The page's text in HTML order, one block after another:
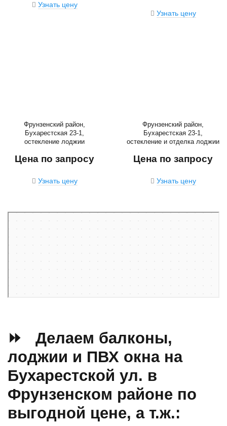
Узнать цену
Узнать цену
Фрунзенский район,
Бухарестская 23-1,
остекление лоджии
Цена по запросу
Узнать цену
Фрунзенский район,
Бухарестская 23-1,
остекление и отделка лоджии
Цена по запросу
Узнать цену
⏩ Делаем балконы,
лоджии и ПВХ окна на
Бухарестской ул. в
Фрунзенском районе по
выгодной цене, а т.ж.: